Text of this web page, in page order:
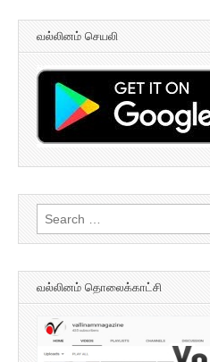
வல்லினம் செயலி
Search
for:
வல்லினம் தொலைக்காட்சி